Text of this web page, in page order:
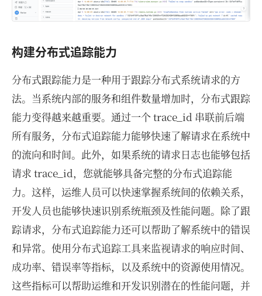
构建分布式追踪能力
分布式跟踪能力是一种用于跟踪分布式系统请求的方
法。当系统内部的服务和组件数量增加时，分布式跟踪
能力变得越来越重要。通过一个 trace_id 串联前后端
所有服务，分布式追踪能力能够快速了解请求在系统中
的流向和时间。此外，如果系统的请求日志也能够包括
请求 trace_id，您就能够具备完整的分布式追踪能
力。这样，运维人员可以快速掌握系统间的依赖关系，
开发人员也能够快速识别系统瓶颈及性能问题。除了跟
踪请求，分布式追踪能力还可以帮助了解系统中的错误
和异常。使用分布式追踪工具来监视请求的响应时间、
成功率、错误率等指标，以及系统中的资源使用情况。
这些指标可以帮助运维和开发识别潜在的性能问题，并